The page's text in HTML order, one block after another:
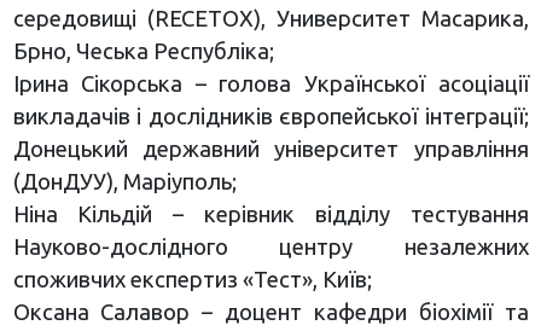
середовищі (RECETOX), Университет Масарика,
Брно, Чеська Республіка;
Ірина Сікорська – голова Української асоціації
викладачів і дослідників європейської інтеграції;
Донецький державний університет управління
(ДонДУУ), Маріуполь;
Ніна Кільдій – керівник відділу тестування
Науково-дослідного центру незалежних
споживчих експертиз «Тест», Київ;
Оксана Салавор – доцент кафедри біохімії та